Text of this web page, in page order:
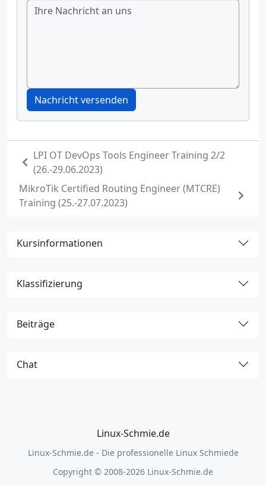
Nachricht versenden
LPI OT DevOps Tools Engineer Training 2/2
(26.-29.06.2023)
MikroTik Certified Routing Engineer (MTCRE)
Training (25.-27.07.2023)
Kursinformationen
Klassifizierung
Beiträge
Chat
Linux-Schmie.de
Linux-Schmie.de - Die professionelle Linux Schmiede
Copyright © 2008-2026 Linux-Schmie.de